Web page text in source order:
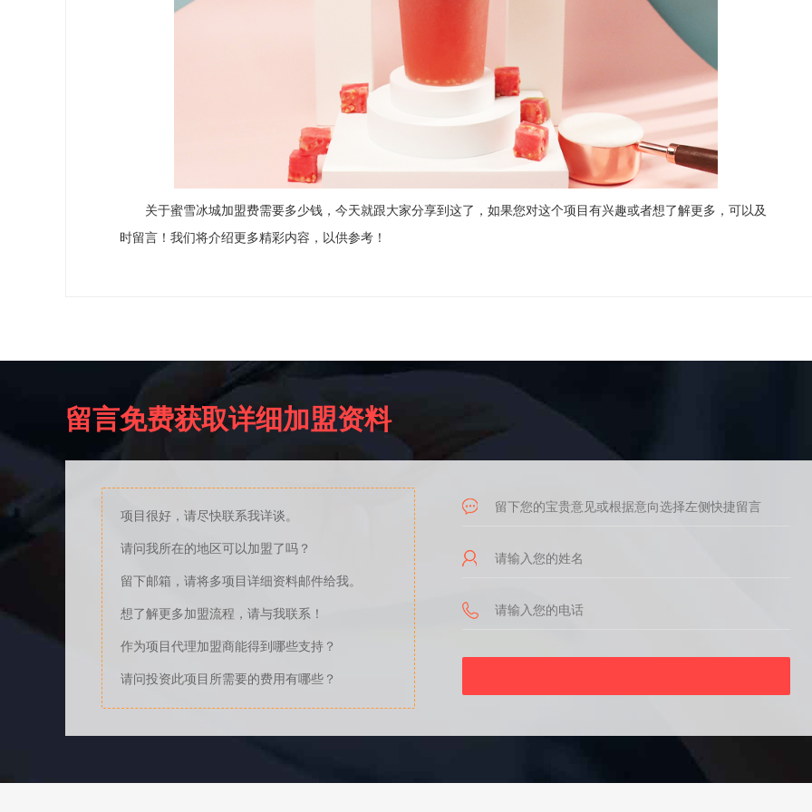
关于蜜雪冰城加盟费需要多少钱，今天就跟大家分享到这了，如果您对这个项目有兴趣或者想了解更多，可以及
时留言！我们将介绍更多精彩内容，以供参考！
留言免费获取详细加盟资料
项目很好，请尽快联系我详谈。
请问我所在的地区可以加盟了吗？
留下邮箱，请将多项目详细资料邮件给我。
想了解更多加盟流程，请与我联系！
作为项目代理加盟商能得到哪些支持？
请问投资此项目所需要的费用有哪些？